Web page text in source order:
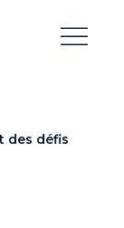
des défis